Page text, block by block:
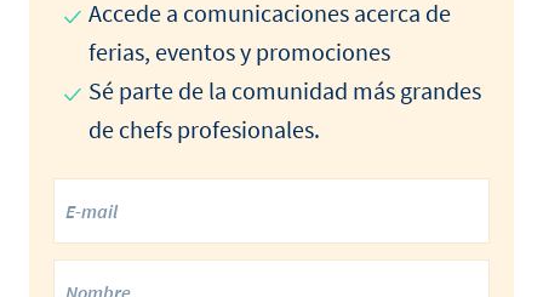
Accede a comunicaciones acerca de
ferias, eventos y promociones
Sé parte de la comunidad más grandes
de chefs profesionales.